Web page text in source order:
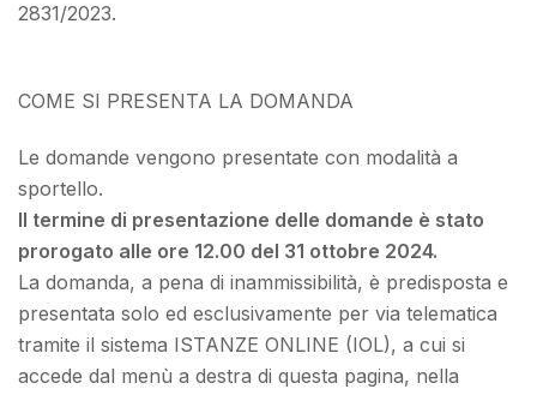
2831/2023.
COME SI PRESENTA LA DOMANDA
Le domande vengono presentate con modalità a
sportello.
Il termine di presentazione delle domande è stato
prorogato alle ore 12.00 del 31 ottobre 2024.
La domanda, a pena di inammissibilità, è predisposta e
presentata solo ed esclusivamente per via telematica
tramite il sistema ISTANZE ONLINE (IOL), a cui si
accede dal menù a destra di questa pagina, nella